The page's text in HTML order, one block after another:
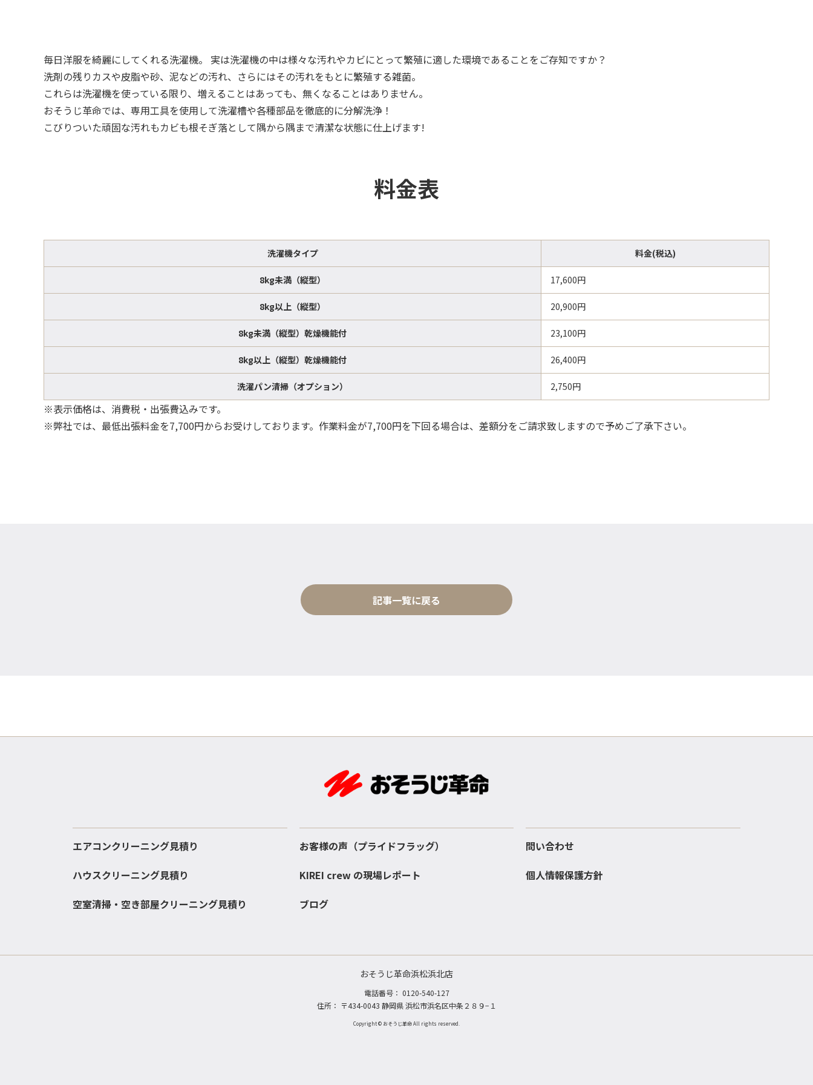
毎日洋服を綺麗にしてくれる洗濯機。 実は洗濯機の中は様々な汚れやカビにとって繁殖に適した環境であることをご存知ですか？
洗剤の残りカスや皮脂や砂、泥などの汚れ、さらにはその汚れをもとに繁殖する雑菌。
これらは洗濯機を使っている限り、増えることはあっても、無くなることはありません。
おそうじ革命では、専用工具を使用して洗濯槽や各種部品を徹底的に分解洗浄！
こびりついた頑固な汚れもカビも根そぎ落として隅から隅まで清潔な状態に仕上げます!
料金表
洗濯機タイプ 料金(税込)
8kg未満（縦型） 17,600円
8kg以上（縦型） 20,900円
8kg未満（縦型）乾燥機能付 23,100円
8kg以上（縦型）乾燥機能付 26,400円
洗濯パン清掃（オプション） 2,750円
※表示価格は、消費税・出張費込みです。
※弊社では、最低出張料金を7,700円からお受けしております。作業料金が7,700円を下回る場合は、差額分をご請求致しますので予めご了承下さい。
記事一覧に戻る
エアコンクリーニング見積り
ハウスクリーニング見積り
空室清掃・空き部屋クリーニング見積り
お客様の声（プライドフラッグ）
KIREI crew の現場レポート
ブログ
問い合わせ
個人情報保護方針
おそうじ革命浜松浜北店
電話番号： 0120-540-127
住所： 〒434-0043 静岡県 浜松市浜名区中条２８９−１
Copyright © おそうじ革命 All rights reserved.